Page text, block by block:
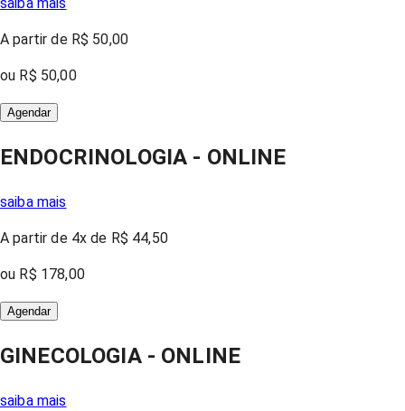
saiba mais
A partir de R$ 50,00
ou R$ 50,00
Agendar
ENDOCRINOLOGIA - ONLINE
saiba mais
A partir de 4x de R$ 44,50
ou R$ 178,00
Agendar
GINECOLOGIA - ONLINE
saiba mais